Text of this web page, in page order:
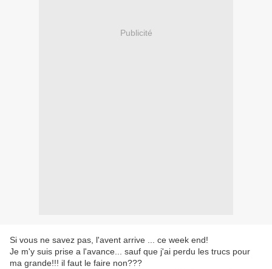
Publicité
Si vous ne savez pas, l'avent arrive ... ce week end!
Je m'y suis prise a l'avance... sauf que j'ai perdu les trucs pour
ma grande!!! il faut le faire non???